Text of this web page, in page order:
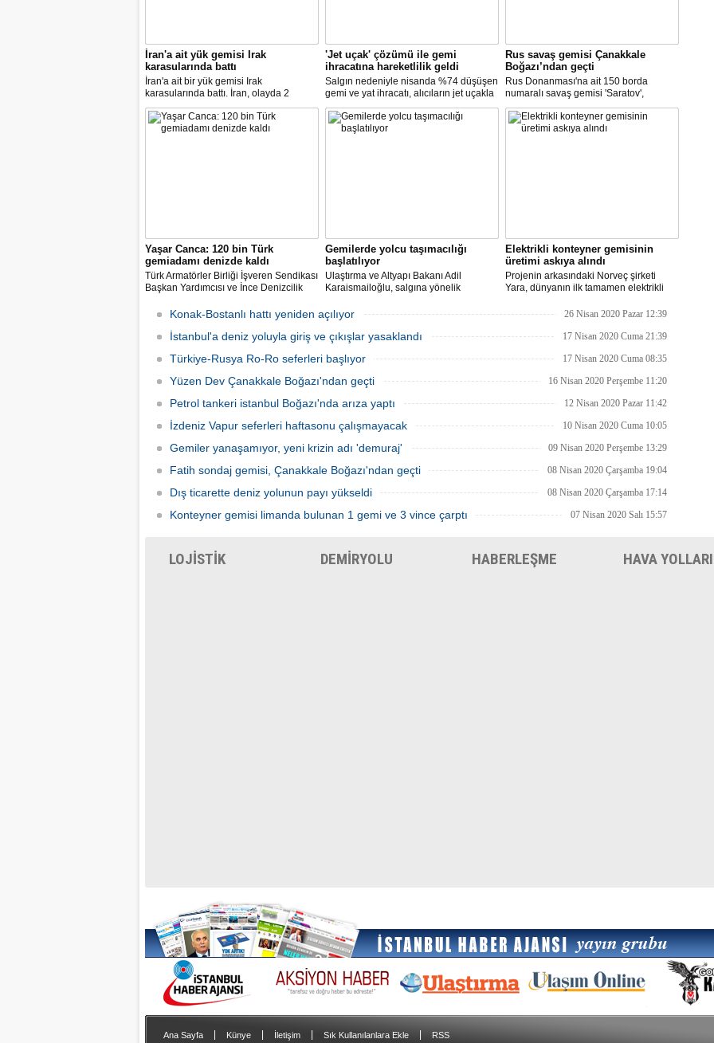
İran'a ait yük gemisi Irak
karasularında battı
İran'a ait bir yük gemisi Irak
karasularında battı. İran, olayda 2
kişinin hayatını kaybettiğini açıkladı.
'Jet uçak' çözümü ile gemi
ihracatına hareketlilik geldi
Salgın nedeniyle nisanda %74 düşüşen
gemi ve yat ihracatı, alıcıların jet uçakla
Türkiye'ye getirilmesi ile mayısta yüzde
7.8 arttı. Gemi inşa, geçen ay ihracatını
artıran iki sektörden biri oldu.
Rus savaş gemisi Çanakkale
Boğazı’ndan geçti
Rus Donanması'na ait 150 borda
numaralı savaş gemisi 'Saratov',
Çanakkale Boğazından geçti.
Yaşar Canca: 120 bin Türk
gemiadamı denizde kaldı
Türk Armatörler Birliği İşveren Sendikası
Başkan Yardımcısı ve İnce Denizcilik
Canca, pandemi nedeniyle dünya
denizlerinde mahsur kalan 120 bin Türk
denizcisinin ülkeye dönmek için
Gemilerde yolcu taşımacılığı
başlatılıyor
Ulaştırma ve Altyapı Bakanı Adil
Karaismailoğlu, salgına yönelik
sonucu normalleşme sürecinin hayata
geçirildiğini ve turistik amaçlı gemiler ve
gezinti gemilerinde yolcu taşımacılığını
Elektrikli konteyner gemisinin
üretimi askıya alındı
Projenin arkasındaki Norveç şirketi
Yara, dünyanın ilk tamamen elektrikli
Birkeland’i, koronavirüs salgını ve
kaldırmayı planlıyor.
Konak-Bostanlı hattı yeniden açılıyor 26 Nisan 2020 Pazar 12:39
İstanbul'a deniz yoluyla giriş ve çıkışlar yasaklandı 17 Nisan 2020 Cuma 21:39
Türkiye-Rusya Ro-Ro seferleri başlıyor 17 Nisan 2020 Cuma 08:35
Yüzen Dev Çanakkale Boğazı'ndan geçti 16 Nisan 2020 Perşembe 11:20
Petrol tankeri istanbul Boğazı'nda arıza yaptı 12 Nisan 2020 Pazar 11:42
İzdeniz Vapur seferleri haftasonu çalışmayacak 10 Nisan 2020 Cuma 10:05
Gemiler yanaşamıyor, yeni krizin adı 'demuraj' 09 Nisan 2020 Perşembe 13:29
Fatih sondaj gemisi, Çanakkale Boğazı'ndan geçti 08 Nisan 2020 Çarşamba 19:04
Dış ticarette deniz yolunun payı yükseldi 08 Nisan 2020 Çarşamba 17:14
Konteyner gemisi limanda bulunan 1 gemi ve 3 vince çarptı 07 Nisan 2020 Salı 15:57
LOJİSTİK DEMİRYOLU HABERLEŞME HAVA YOLLARI
Ana Sayfa Künye İletişim Sık Kullanılanlara Ekle RSS